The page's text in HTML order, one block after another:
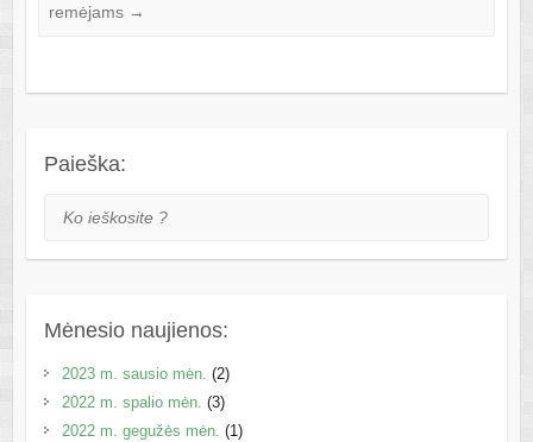
remėjams →
Paieška:
Ko ieškosite ?
Mėnesio naujienos:
2023 m. sausio mėn. (2)
2022 m. spalio mėn. (3)
2022 m. gegužės mėn. (1)